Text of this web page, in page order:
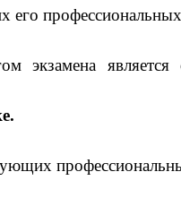
экзамена